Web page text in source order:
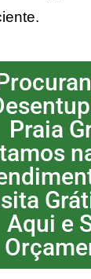
Praia
Aqui e